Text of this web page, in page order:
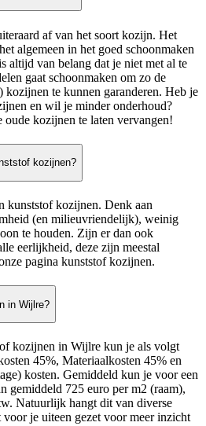
af van het soort kozijn. Het
algemeen in het goed schoonmaken
altijd van belang dat je niet met al te
gaat schoonmaken om zo de
kozijnen te kunnen garanderen. Heb je
en wil je minder onderhoud?
kozijnen te laten vervangen!
kozijnen?
kunststof kozijnen. Denk aan
(en milieuvriendelijk), weinig
te houden. Zijn er dan ook
eerlijkheid, deze zijn meestal
pagina kunststof kozijnen.
in Wijlre?
kozijnen in Wijlre kun je als volgt
45%, Materiaalkosten 45% en
kosten. Gemiddeld kun je voor een
gemiddeld 725 euro per m2 (raam),
Natuurlijk hangt dit van diverse
je uiteen gezet voor meer inzicht